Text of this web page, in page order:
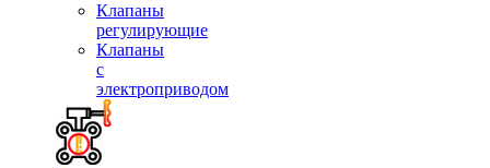
Клапаны
регулирующие
Клапаны
с
электроприводом